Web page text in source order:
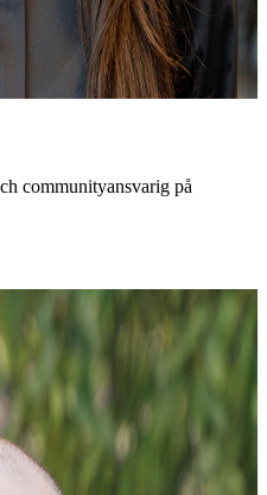
communityansvarig på